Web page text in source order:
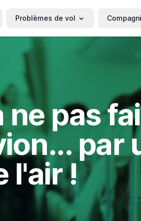
Problèmes de vol
ne pas
par
l'air !